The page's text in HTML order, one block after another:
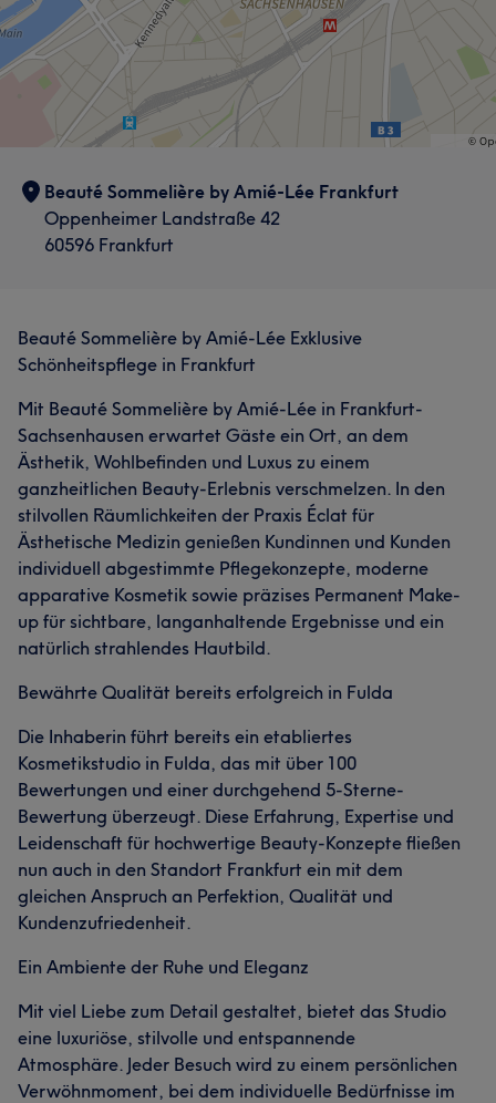
Beauté Sommelière by Amié-Lée Frankfurt
Oppenheimer Landstraße 42
60596 Frankfurt
Beauté Sommelière by Amié-Lée Exklusive
Schönheitspflege in Frankfurt
Mit Beauté Sommelière by Amié-Lée in Frankfurt-
Sachsenhausen erwartet Gäste ein Ort, an dem
Ästhetik, Wohlbefinden und Luxus zu einem
ganzheitlichen Beauty-Erlebnis verschmelzen. In den
stilvollen Räumlichkeiten der Praxis Éclat für
Ästhetische Medizin genießen Kundinnen und Kunden
individuell abgestimmte Pflegekonzepte, moderne
apparative Kosmetik sowie präzises Permanent Make-
up für sichtbare, langanhaltende Ergebnisse und ein
natürlich strahlendes Hautbild.
Bewährte Qualität bereits erfolgreich in Fulda
Die Inhaberin führt bereits ein etabliertes
Kosmetikstudio in Fulda, das mit über 100
Bewertungen und einer durchgehend 5-Sterne-
Bewertung überzeugt. Diese Erfahrung, Expertise und
Leidenschaft für hochwertige Beauty-Konzepte fließen
nun auch in den Standort Frankfurt ein mit dem
gleichen Anspruch an Perfektion, Qualität und
Kundenzufriedenheit.
Ein Ambiente der Ruhe und Eleganz
Mit viel Liebe zum Detail gestaltet, bietet das Studio
eine luxuriöse, stilvolle und entspannende
Atmosphäre. Jeder Besuch wird zu einem persönlichen
Verwöhnmoment, bei dem individuelle Bedürfnisse im